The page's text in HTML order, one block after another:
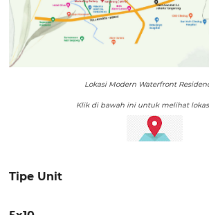
Lokasi Modern Waterfront
Klik di bawah ini untuk melihat
Tipe Unit